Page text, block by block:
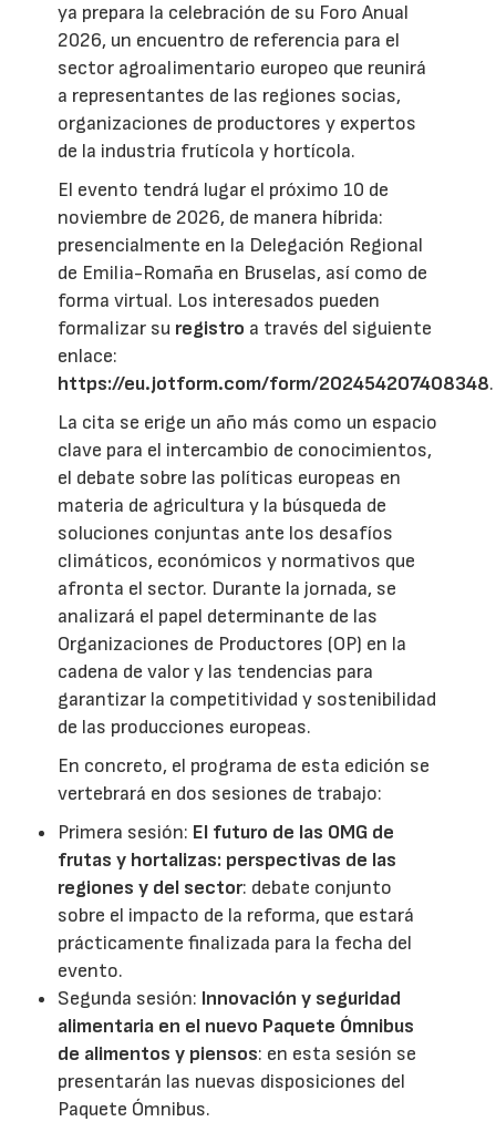
ya prepara la celebración de su Foro Anual
2026, un encuentro de referencia para el
sector agroalimentario europeo que reunirá
a representantes de las regiones socias,
organizaciones de productores y expertos
de la industria frutícola y hortícola.
El evento tendrá lugar el próximo 10 de
noviembre de 2026, de manera híbrida:
presencialmente en la Delegación Regional
de Emilia-Romaña en Bruselas, así como de
forma virtual. Los interesados pueden
formalizar su registro a través del siguiente
enlace:
https://eu.jotform.com/form/202454207408348.
La cita se erige un año más como un espacio
clave para el intercambio de conocimientos,
el debate sobre las políticas europeas en
materia de agricultura y la búsqueda de
soluciones conjuntas ante los desafíos
climáticos, económicos y normativos que
afronta el sector. Durante la jornada, se
analizará el papel determinante de las
Organizaciones de Productores (OP) en la
cadena de valor y las tendencias para
garantizar la competitividad y sostenibilidad
de las producciones europeas.
En concreto, el programa de esta edición se
vertebrará en dos sesiones de trabajo:
Primera sesión: El futuro de las OMG de
frutas y hortalizas: perspectivas de las
regiones y del sector: debate conjunto
sobre el impacto de la reforma, que estará
prácticamente finalizada para la fecha del
evento.
Segunda sesión: Innovación y seguridad
alimentaria en el nuevo Paquete Ómnibus
de alimentos y piensos: en esta sesión se
presentarán las nuevas disposiciones del
Paquete Ómnibus.